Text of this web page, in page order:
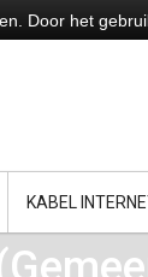
KABEL
Door het